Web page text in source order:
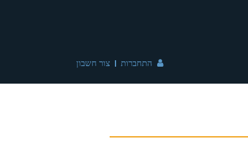
התחברות צור חשבון